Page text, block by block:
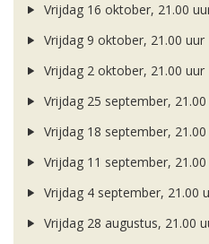
Vrijdag 16 oktober, 21.00
Vrijdag 9 oktober, 21.00 uur
Vrijdag 2 oktober, 21.00 uur
Vrijdag 25 september,
Vrijdag 18 september,
Vrijdag 11 september,
Vrijdag 4 september, 21.00
Vrijdag 28 augustus, 21.00